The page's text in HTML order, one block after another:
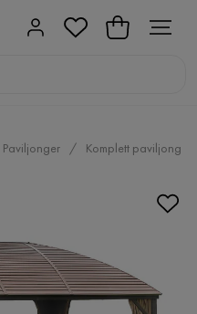
Paviljonger Komplett paviljong